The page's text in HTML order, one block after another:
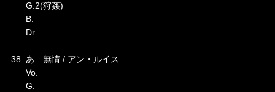
G.2(狩姦)
B.
Dr.
38. あゝ無情 / アン・ルイス
Vo.
G.